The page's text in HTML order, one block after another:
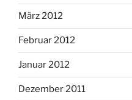
März 2012
Februar 2012
Januar 2012
Dezember 2011